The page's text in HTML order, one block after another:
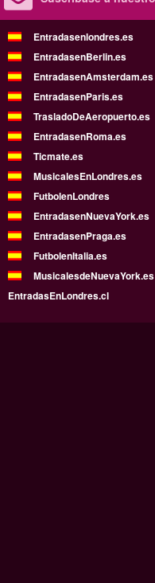
Entradasenlondres.es
EntradasenBerlin.es
EntradasenAmsterdam.es
EntradasenParis.es
TrasladoDeAeropuerto.es
EntradasenRoma.es
Ticmate.es
MusicalesEnLondres.es
FutbolenLondres
EntradasenNuevaYork.es
EntradasenPraga.es
FutbolenItalia.es
MusicalesdeNuevaYork.es
EntradasEnLondres.cl